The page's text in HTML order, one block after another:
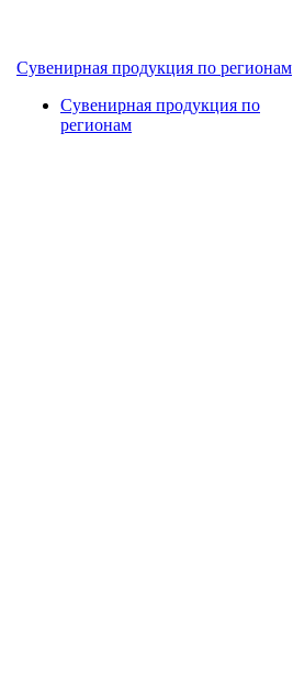
Сувенирная продукция по регионам
Сувенирная продукция по
регионам